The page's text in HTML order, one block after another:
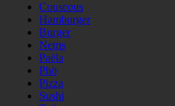
Couscous
Hamburger
Burger
Nems
Paëla
Phö
Pizza
Sushi